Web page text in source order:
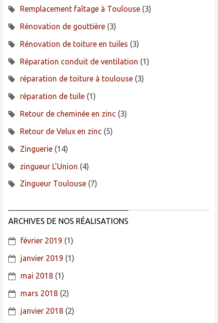
Remplacement faîtage à Toulouse(3)
Rénovation de gouttière(3)
Rénovation de toiture en tuiles (3)
Réparation conduit de ventilation (1)
réparation de toiture à toulouse(3)
réparation de tuile(1)
Retour de cheminée en zinc(3)
Retour de Velux en zinc(5)
Zinguerie(14)
zingueur L'Union (4)
Zingueur Toulouse(7)
ARCHIVES DE NOS RÉALISATIONS
février 2019 (1)
janvier 2019 (1)
mai 2018(1)
mars 2018(2)
janvier 2018(2)